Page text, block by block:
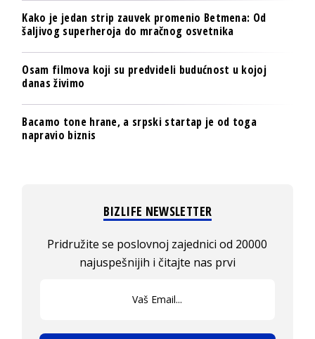
Kako je jedan strip zauvek promenio Betmena: Od
šaljivog superheroja do mračnog osvetnika
Osam filmova koji su predvideli budućnost u kojoj
danas živimo
Bacamo tone hrane, a srpski startap je od toga
napravio biznis
BIZLIFE NEWSLETTER
Pridružite se poslovnoj zajednici od 20000
najuspešnijih i čitajte nas prvi